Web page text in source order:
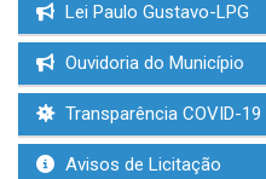
Lei Paulo Gustavo-LPG
Ouvidoria do Município
Transparência COVID-19
Avisos de Licitação